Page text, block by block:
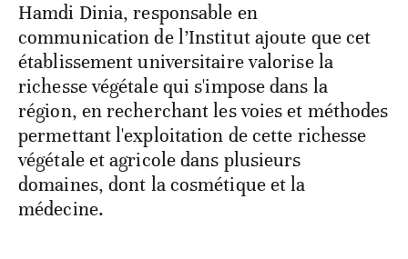
Hamdi Dinia, responsable en
communication de l’Institut ajoute que cet
établissement universitaire valorise la
richesse végétale qui s'impose dans la
région, en recherchant les voies et méthodes
permettant l'exploitation de cette richesse
végétale et agricole dans plusieurs
domaines, dont la cosmétique et la
médecine.